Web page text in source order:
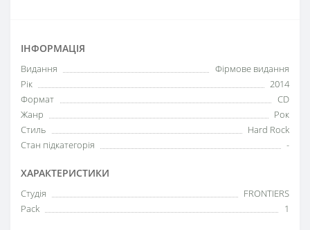
ІНФОРМАЦІЯ
Видання
Фірмове видання
Рік
2014
Формат
CD
Жанр
Рок
Стиль
Hard Rock
Стан підкатегорія
-
ХАРАКТЕРИСТИКИ
Студія
FRONTIERS
Pack
1